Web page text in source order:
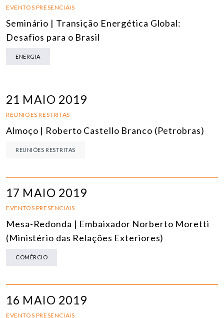
EVENTOS PRESENCIAIS
Seminário | Transição Energética Global:
Desafios para o Brasil
ENERGIA
21 MAIO 2019
REUNIÕES RESTRITAS
Almoço | Roberto Castello Branco (Petrobras)
REUNIÕES RESTRITAS
17 MAIO 2019
EVENTOS PRESENCIAIS
Mesa-Redonda | Embaixador Norberto Moretti
(Ministério das Relações Exteriores)
COMÉRCIO
16 MAIO 2019
EVENTOS PRESENCIAIS